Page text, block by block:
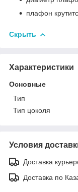
плафон
Скрыть
Характеристики
Основные
Тип
Тип цоколя
Условия
Доставка
Доставка по